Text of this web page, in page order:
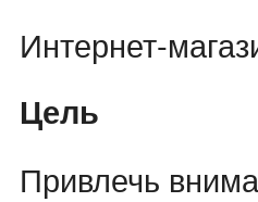
Интернет-
Цель
Привлечь